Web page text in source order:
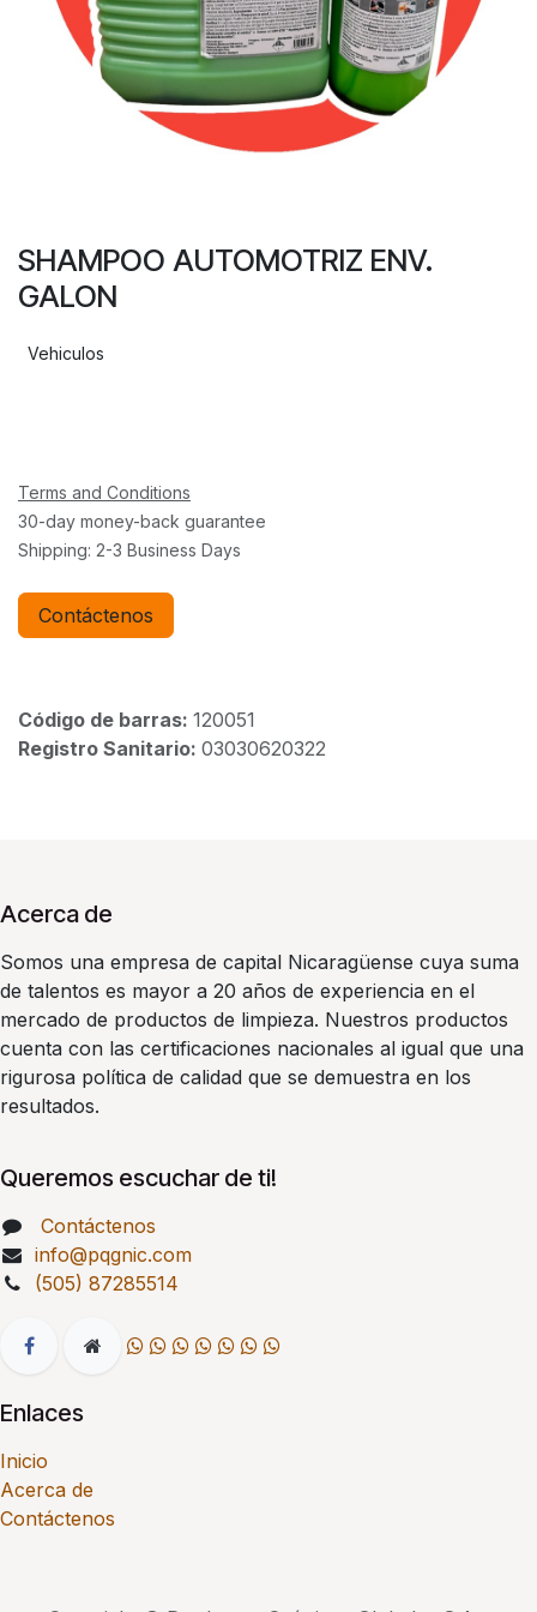
SHAMPOO AUTOMOTRIZ ENV.
GALON
Vehiculos
Terms and Conditions
30-day money-back guarantee
Shipping: 2-3 Business Days
Contáctenos
Código de barras: 120051
Registro Sanitario: 03030620322
Acerca de
Somos una empresa de capital Nicaragüense cuya suma
de talentos es mayor a 20 años de experiencia en el
mercado de productos de limpieza. Nuestros productos
cuenta con las certificaciones nacionales al igual que una
rigurosa política de calidad que se demuestra en los
resultados.
Queremos escuchar de ti!
Contáctenos
info@pqgnic.com
(505) 87285514
Enlaces
Inicio
Acerca de
Contáctenos